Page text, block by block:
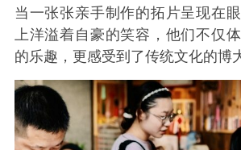
当一张张亲手制作的拓片呈现在
上洋溢着自豪的笑容，他们不仅
的乐趣，更感受到了传统文化的博